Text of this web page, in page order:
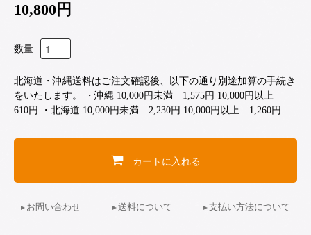
10,800円
数量
北海道・沖縄送料はご注文確認後、以下の通り別途加算の手続き
をいたします。 ・沖縄 10,000円未満 1,575円 10,000円以上
610円 ・北海道 10,000円未満 2,230円 10,000円以上 1,260円
カートに入れる
お問い合わせ 送料について 支払い方法について